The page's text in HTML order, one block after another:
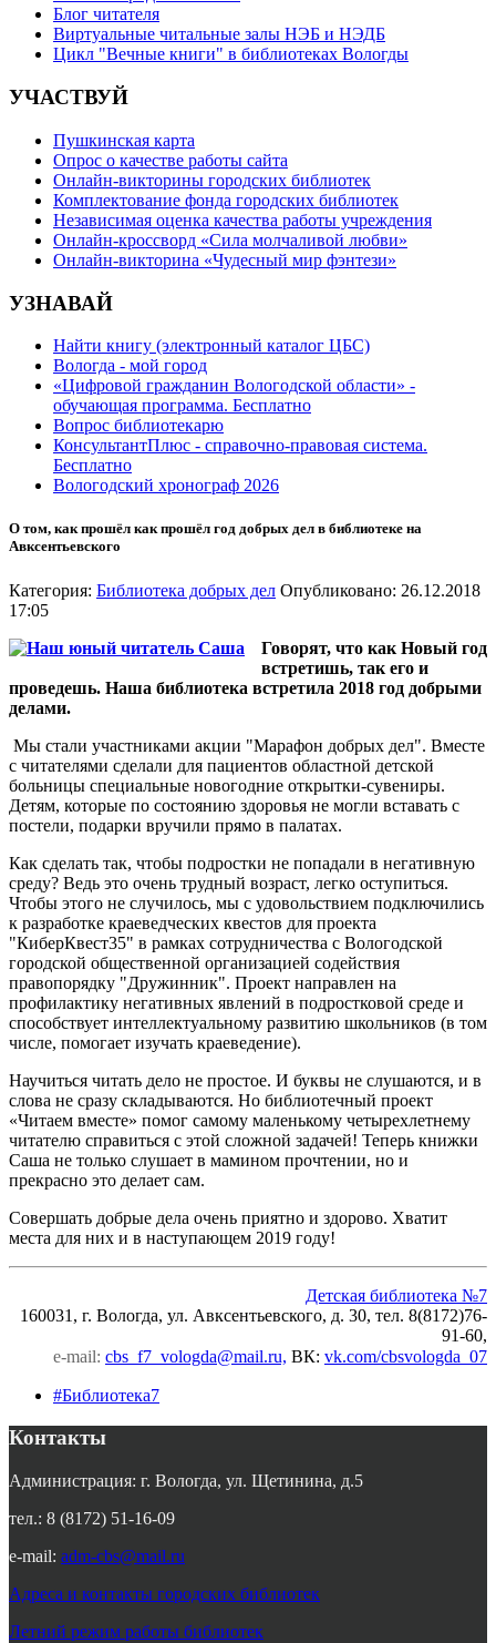
Блог читателя
Виртуальные читальные залы НЭБ и НЭДБ
Цикл "Вечные книги" в библиотеках Вологды
УЧАСТВУЙ
Пушкинская карта
Опрос о качестве работы сайта
Онлайн-викторины городских библиотек
Комплектование фонда городских библиотек
Независимая оценка качества работы учреждения
Онлайн-кроссворд «Сила молчаливой любви»
Онлайн-викторина «Чудесный мир фэнтези»
УЗНАВАЙ
Найти книгу (электронный каталог ЦБС)
Вологда - мой город
«Цифровой гражданин Вологодской области» -
обучающая программа. Бесплатно
Вопрос библиотекарю
КонсультантПлюс - справочно-правовая система.
Бесплатно
Вологодский хронограф 2026
О том, как прошёл как прошёл год добрых дел в библиотеке на
Авксентьевского
Категория: Библиотека добрых дел Опубликовано: 26.12.2018
17:05
Говорят, что как Новый год
встретишь, так его и
проведешь. Наша библиотека встретила 2018 год добрыми
делами.
Мы стали участниками акции "Марафон добрых дел". Вместе
с читателями сделали для пациентов областной детской
больницы специальные новогодние открытки-сувениры.
Детям, которые по состоянию здоровья не могли вставать с
постели, подарки вручили прямо в палатах.
Как сделать так, чтобы подростки не попадали в негативную
среду? Ведь это очень трудный возраст, легко оступиться.
Чтобы этого не случилось, мы с удовольствием подключились
к разработке краеведческих квестов для проекта
"КиберКвест35" в рамках сотрудничества с Вологодской
городской общественной организацией содействия
правопорядку "Дружинник". Проект направлен на
профилактику негативных явлений в подростковой среде и
способствует интеллектуальному развитию школьников (в том
числе, помогает изучать краеведение).
Научиться читать дело не простое. И буквы не слушаются, и в
слова не сразу складываются. Но библиотечный проект
«Читаем вместе» помог самому маленькому четырехлетнему
читателю справиться с этой сложной задачей! Теперь книжки
Саша не только слушает в мамином прочтении, но и
прекрасно это делает сам.
Совершать добрые дела очень приятно и здорово. Хватит
места для них и в наступающем 2019 году!
Детская библиотека №7
160031, г. Вологда, ул. Авксентьевского, д. 30, тел. 8(8172)76-
91-60,
e-mail: cbs_f7_vologda@mail.ru, ВК: vk.com/cbsvologda_07
#Библиотека7
Контакты
Администрация: г. Вологда, ул. Щетинина, д.5
тел.: 8 (8172) 51-16-09
e-mail: adm-cbs@mail.ru
Адреса и контакты городских библиотек
Летний режим работы библиотек